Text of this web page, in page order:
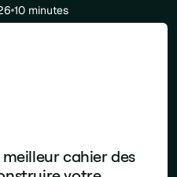
10 minutes
cahier des